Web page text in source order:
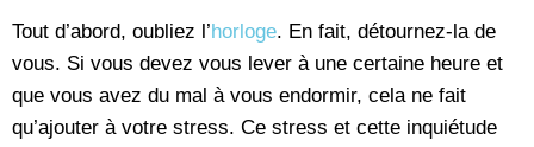
Tout d’abord, oubliez l’horloge. En fait, détournez-la de
vous. Si vous devez vous lever à une certaine heure et
que vous avez du mal à vous endormir, cela ne fait
qu’ajouter à votre stress. Ce stress et cette inquiétude